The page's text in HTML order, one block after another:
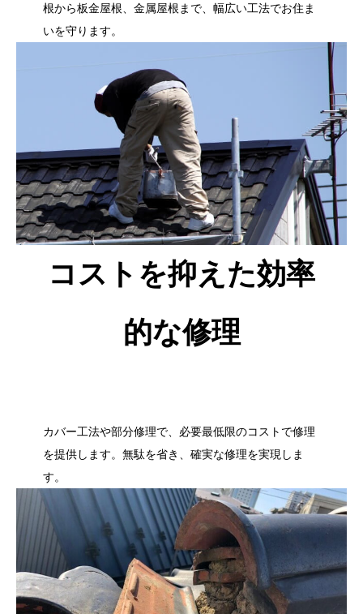
根から板金屋根、金属屋根まで、幅広い工法でお住ま
いを守ります。
コストを抑えた効率
的な修理
カバー工法や部分修理で、必要最低限のコストで修理
を提供します。無駄を省き、確実な修理を実現しま
す。